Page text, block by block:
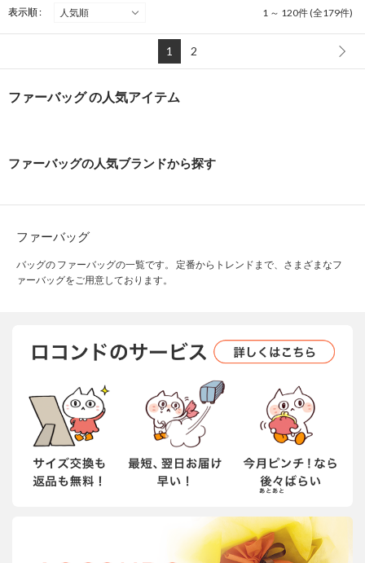
表示順 : 1 ～ 120件 (全179件)
1 2
ファーバッグ の人気アイテム
ファーバッグの人気ブランドから探す
ファーバッグ
バッグの ファーバッグの一覧です。 定番からトレンドまで、さまざまなフ
ァーバッグをご用意しております。